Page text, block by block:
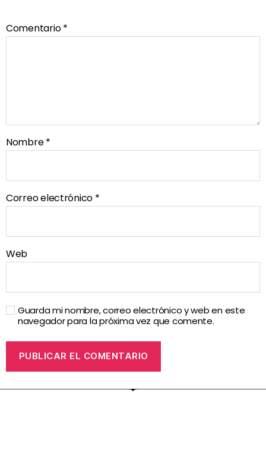
Comentario*
Nombre*
Correo electrónico *
Web
Guarda mi nombre, correo electrónico y web en este
navegador para la próxima vez que comente.